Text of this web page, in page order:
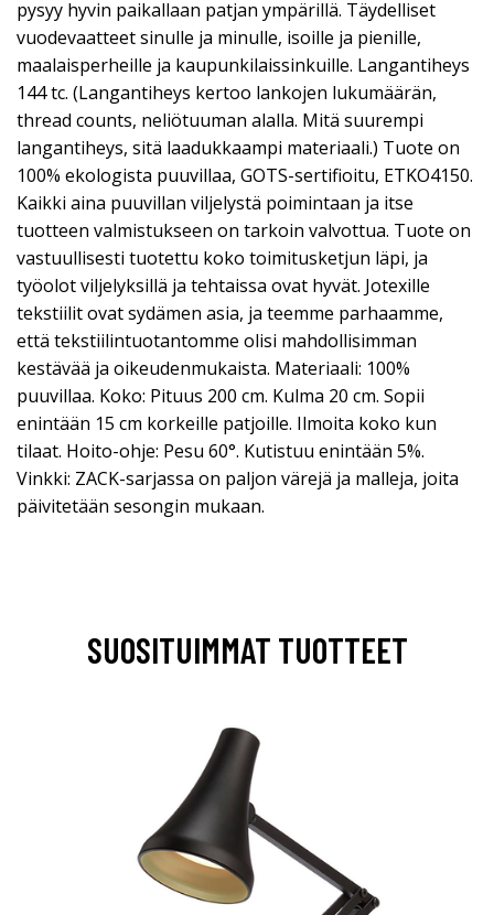
pysyy hyvin paikallaan patjan ympärillä. Täydelliset
vuodevaatteet sinulle ja minulle, isoille ja pienille,
maalaisperheille ja kaupunkilaissinkuille. Langantiheys
144 tc. (Langantiheys kertoo lankojen lukumäärän,
thread counts, neliötuuman alalla. Mitä suurempi
langantiheys, sitä laadukkaampi materiaali.) Tuote on
100% ekologista puuvillaa, GOTS-sertifioitu, ETKO4150.
Kaikki aina puuvillan viljelystä poimintaan ja itse
tuotteen valmistukseen on tarkoin valvottua. Tuote on
vastuullisesti tuotettu koko toimitusketjun läpi, ja
työolot viljelyksillä ja tehtaissa ovat hyvät. Jotexille
tekstiilit ovat sydämen asia, ja teemme parhaamme,
että tekstiilintuotantomme olisi mahdollisimman
kestävää ja oikeudenmukaista. Materiaali: 100%
puuvillaa. Koko: Pituus 200 cm. Kulma 20 cm. Sopii
enintään 15 cm korkeille patjoille. Ilmoita koko kun
tilaat. Hoito-ohje: Pesu 60°. Kutistuu enintään 5%.
Vinkki: ZACK-sarjassa on paljon värejä ja malleja, joita
päivitetään sesongin mukaan.
SUOSITUIMMAT TUOTTEET